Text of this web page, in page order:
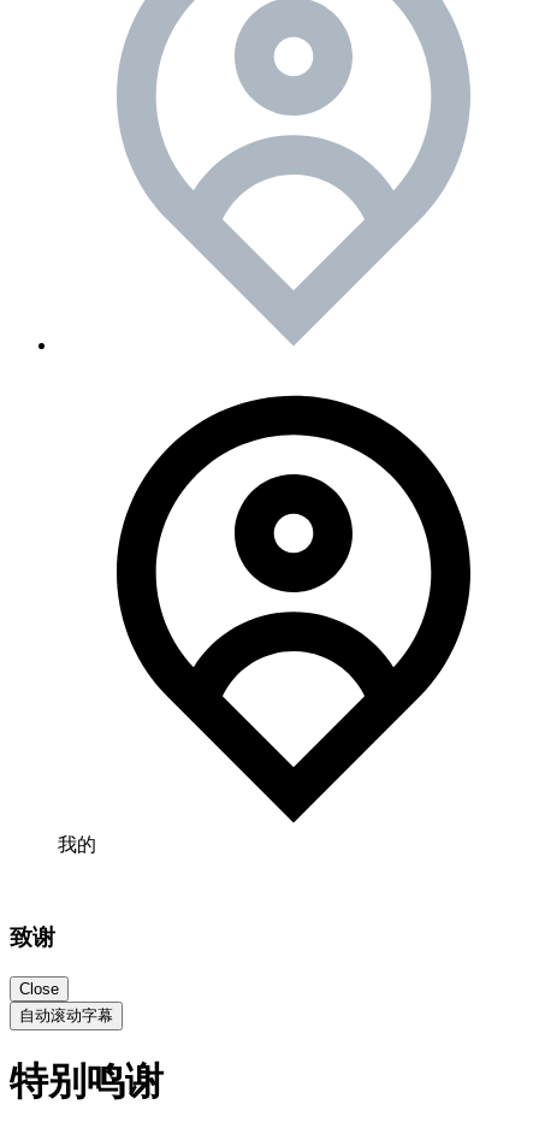
我的
致谢
Close
自动滚动字幕
特别鸣谢